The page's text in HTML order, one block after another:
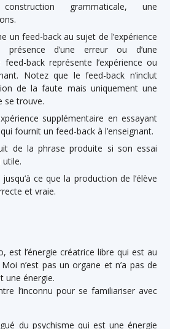
grammaticale, une
un feed-back au sujet de l’expérience
d’une erreur ou d’une
back représente l’expérience ou
Notez que le feed-back n’inclut
de la faute mais uniquement une
se trouve.
supplémentaire en essayant
fournit un feed-back à l’enseignant.
de la phrase produite si son essai
ce que la production de l’élève
et vraie.
est l’énergie créatrice libre qui est au
n’est pas un organe et n’a pas de
une énergie.
l’inconnu pour se familiariser avec
du psychisme qui est une énergie